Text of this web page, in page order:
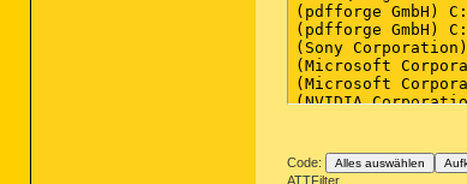
Code: Alles auswählen
ATTFilter